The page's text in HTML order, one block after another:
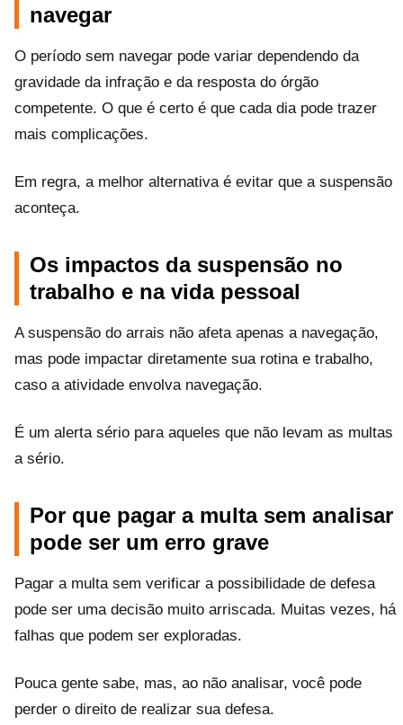
navegar
O período sem navegar pode variar dependendo da
gravidade da infração e da resposta do órgão
competente. O que é certo é que cada dia pode trazer
mais complicações.
Em regra, a melhor alternativa é evitar que a suspensão
aconteça.
Os impactos da suspensão no
trabalho e na vida pessoal
A suspensão do arrais não afeta apenas a navegação,
mas pode impactar diretamente sua rotina e trabalho,
caso a atividade envolva navegação.
É um alerta sério para aqueles que não levam as multas
a sério.
Por que pagar a multa sem analisar
pode ser um erro grave
Pagar a multa sem verificar a possibilidade de defesa
pode ser uma decisão muito arriscada. Muitas vezes, há
falhas que podem ser exploradas.
Pouca gente sabe, mas, ao não analisar, você pode
perder o direito de realizar sua defesa.